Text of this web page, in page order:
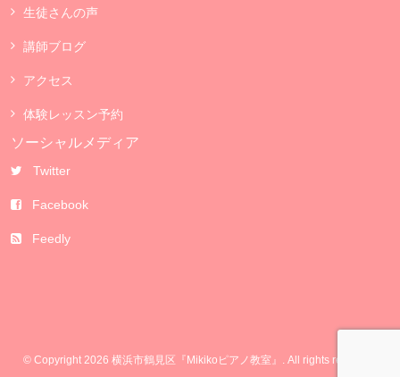
生徒さんの声
講師ブログ
アクセス
体験レッスン予約
ソーシャルメディア
Twitter
Facebook
Feedly
© Copyright 2026 横浜市鶴見区『Mikikoピアノ教室』. All rights reserved.